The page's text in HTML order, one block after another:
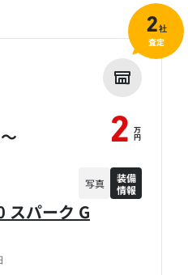
スパーク G
～ 2 万
円
写真
装備
情報
2社
査定